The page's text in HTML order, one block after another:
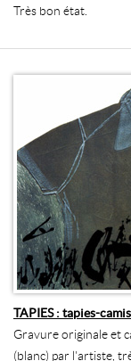
Très bon état.
TAPIES : tapies-
Gravure originale et
(blanc) par l'artiste,